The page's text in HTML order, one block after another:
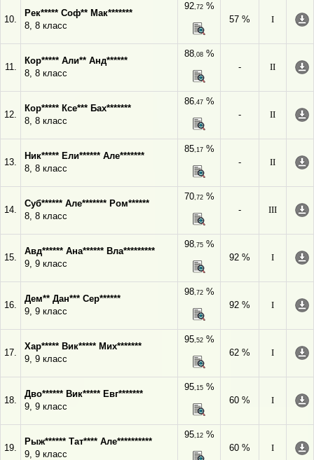
10.
Рек***** Соф** Мак*******
8, 8 класс
92,72%
57 %
I
11.
Кор***** Али** Анд******
8, 8 класс
88,08%
-
II
12.
Кор***** Ксе*** Бах*******
8, 8 класс
86,47%
-
II
13.
Ник***** Ели****** Але*******
8, 8 класс
85,17%
-
II
14.
Суб****** Але******* Ром******
8, 8 класс
70,72%
-
III
15.
Авд****** Ана****** Вла*********
9, 9 класс
98,75%
92 %
I
16.
Дем** Дан*** Сер******
9, 9 класс
98,72%
92 %
I
17.
Хар***** Вик***** Мих*******
9, 9 класс
95,52%
62 %
I
18.
Дво****** Вик***** Евг*******
9, 9 класс
95,15%
60 %
I
19.
Рыж****** Тат**** Але**********
9, 9 класс
95,12%
60 %
I